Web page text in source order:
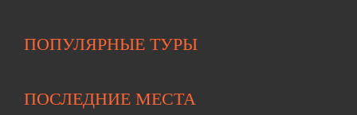
ПОПУЛЯРНЫЕ ТУРЫ
ПОСЛЕДНИЕ МЕСТА